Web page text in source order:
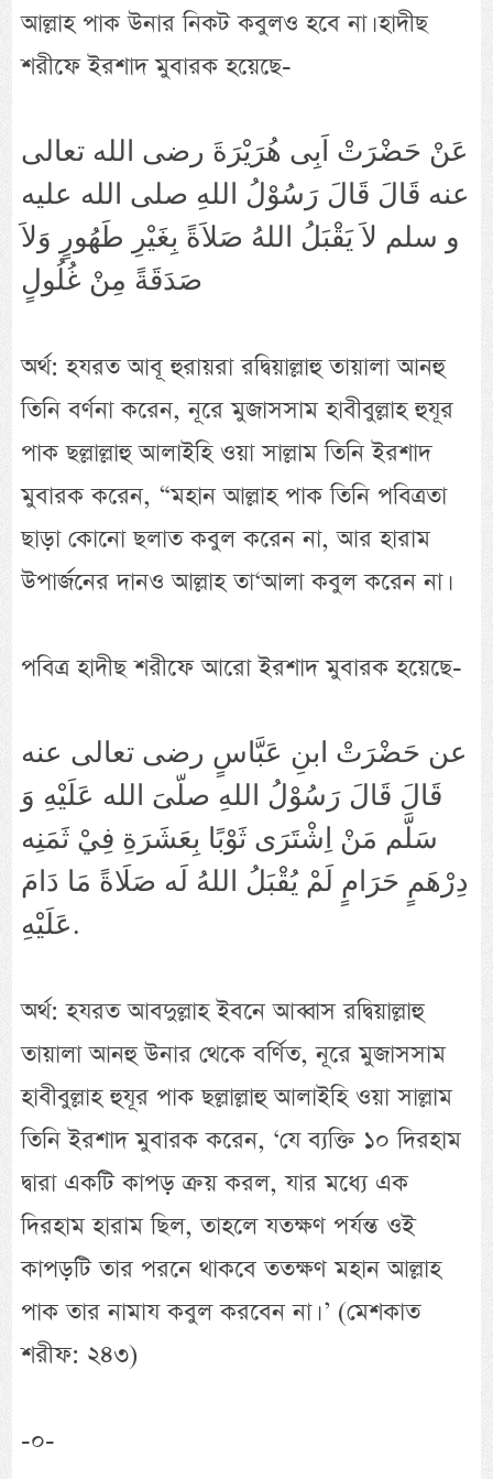
আল্লাহ পাক উনার নিকট কবুলও হবে না। হাদীছ
শরীফে ইরশাদ মুবারক হয়েছে-
عَنْ حَضْرَتْ اَبِى هُرَيْرَةَ رضى الله تعالى
عنه قَالَ قَالَ رَسُوْلُ اللهِ صلى الله عليه
و سلم لاَ يَقْبَلُ اللهُ صَلاَةً بِغَيْرِ طَهُورٍ وَلاَ
صَدَقَةً مِنْ غُلُولٍ
অর্থ: হযরত আবূ হুরায়রা রদ্বিয়াল্লাহু তায়ালা আনহু
তিনি বর্ণনা করেন, নূরে মুজাসসাম হাবীবুল্লাহ হুযূর
পাক ছল্লাল্লাহু আলাইহি ওয়া সাল্লাম তিনি ইরশাদ
মুবারক করেন, “মহান আল্লাহ পাক তিনি পবিত্রতা
ছাড়া কোনো ছলাত কবুল করেন না, আর হারাম
উপার্জনের দানও আল্লাহ তা‘আলা কবুল করেন না।
পবিত্র হাদীছ শরীফে আরো ইরশাদ মুবারক হয়েছে-
عن حَضْرَتْ ابنِ عَبَّاسٍ رضى تعالى عنه
قَالَ قَالَ رَسُوْلُ اللهِ صلّىَ الله عَلَيْهِ وَ
سَلَّم مَنْ اِشْتَرَى ثَوْبًا بِعَشَرَةِ فِيْ ثَمَنِه
دِرْهَمٍ حَرَامٍ لَمْ يُقْبَلُ اللهُ لَه صَلَاةً مَا دَامَ
عَلَيْهِ.
অর্থ: হযরত আবদুল্লাহ ইবনে আব্বাস রদ্বিয়াল্লাহু
তায়ালা আনহু উনার থেকে বর্ণিত, নূরে মুজাসসাম
হাবীবুল্লাহ হুযূর পাক ছল্লাল্লাহু আলাইহি ওয়া সাল্লাম
তিনি ইরশাদ মুবারক করেন, ‘যে ব্যক্তি ১০ দিরহাম
দ্বারা একটি কাপড় ক্রয় করল, যার মধ্যে এক
দিরহাম হারাম ছিল, তাহলে যতক্ষণ পর্যন্ত ওই
কাপড়টি তার পরনে থাকবে ততক্ষণ মহান আল্লাহ
পাক তার নামায কবুল করবেন না। ’ (মেশকাত
শরীফ: ২৪৩)
-০-